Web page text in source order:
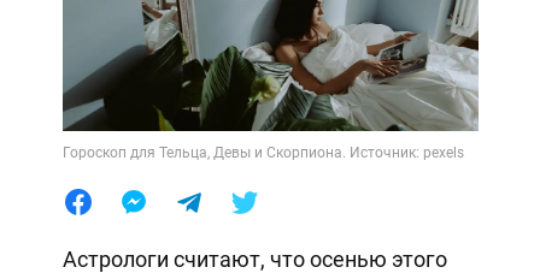
Гороскоп для Тельца, Девы и Скорпиона. Источник: pexels
Астрологи считают, что осенью этого